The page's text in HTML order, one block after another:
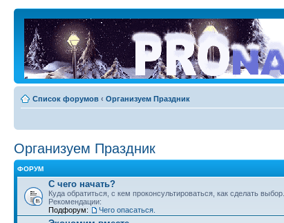
Список форумов ‹ Организуем Праздник
Организуем Праздник
ФОРУМ
С чего начать?
Куда обратиться, с кем проконсультироваться, как сделать выбор.
Рекомендации:
Подфорум:
Чего опасаться.